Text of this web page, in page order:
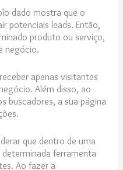
dado mostra que o
potenciais leads. Então,
produto ou serviço,
negócio.
apenas visitantes
Além disso, ao
buscadores, a sua página
que dentro de uma
ferramenta
Ao fazer a